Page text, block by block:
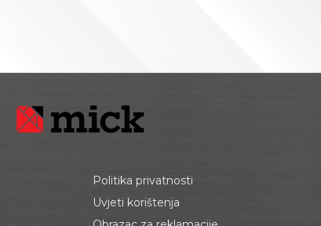
Politika privatnosti
Uvjeti korištenja